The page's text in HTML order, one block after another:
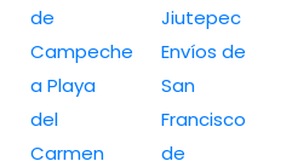
de
Campeche
a Playa
del
Carmen
Jiutepec
Envíos de
San
Francisco
de